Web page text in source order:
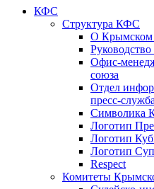
КФС
Структура КФС
О Крымском
Офис-
союза
Отдел
пресс-служба
Символика
Логотип
Логотип
Логотип
Respect
Комитеты